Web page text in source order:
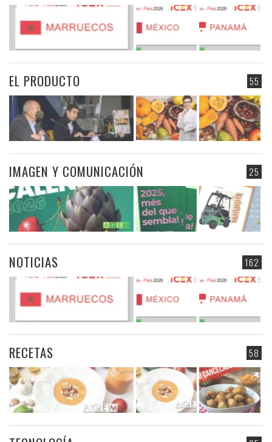
55
EL PRODUCTO
25
IMAGEN Y COMUNICACIÓN
162
NOTICIAS
58
RECETAS